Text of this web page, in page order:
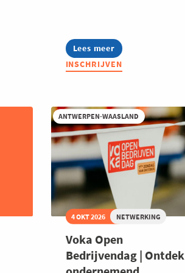
Lees meer
about
OCZ:
Culinaire
INSCHRIJVEN
ANTWERPEN-WAASLAND
4 OKT 2026 NETWERKING
Voka Open
Bedrijvendag | Ontdek